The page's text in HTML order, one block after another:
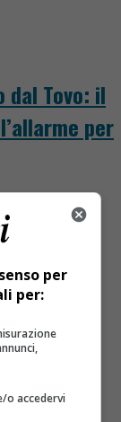
dal Tovo: il
per
per
per:
o accedervi